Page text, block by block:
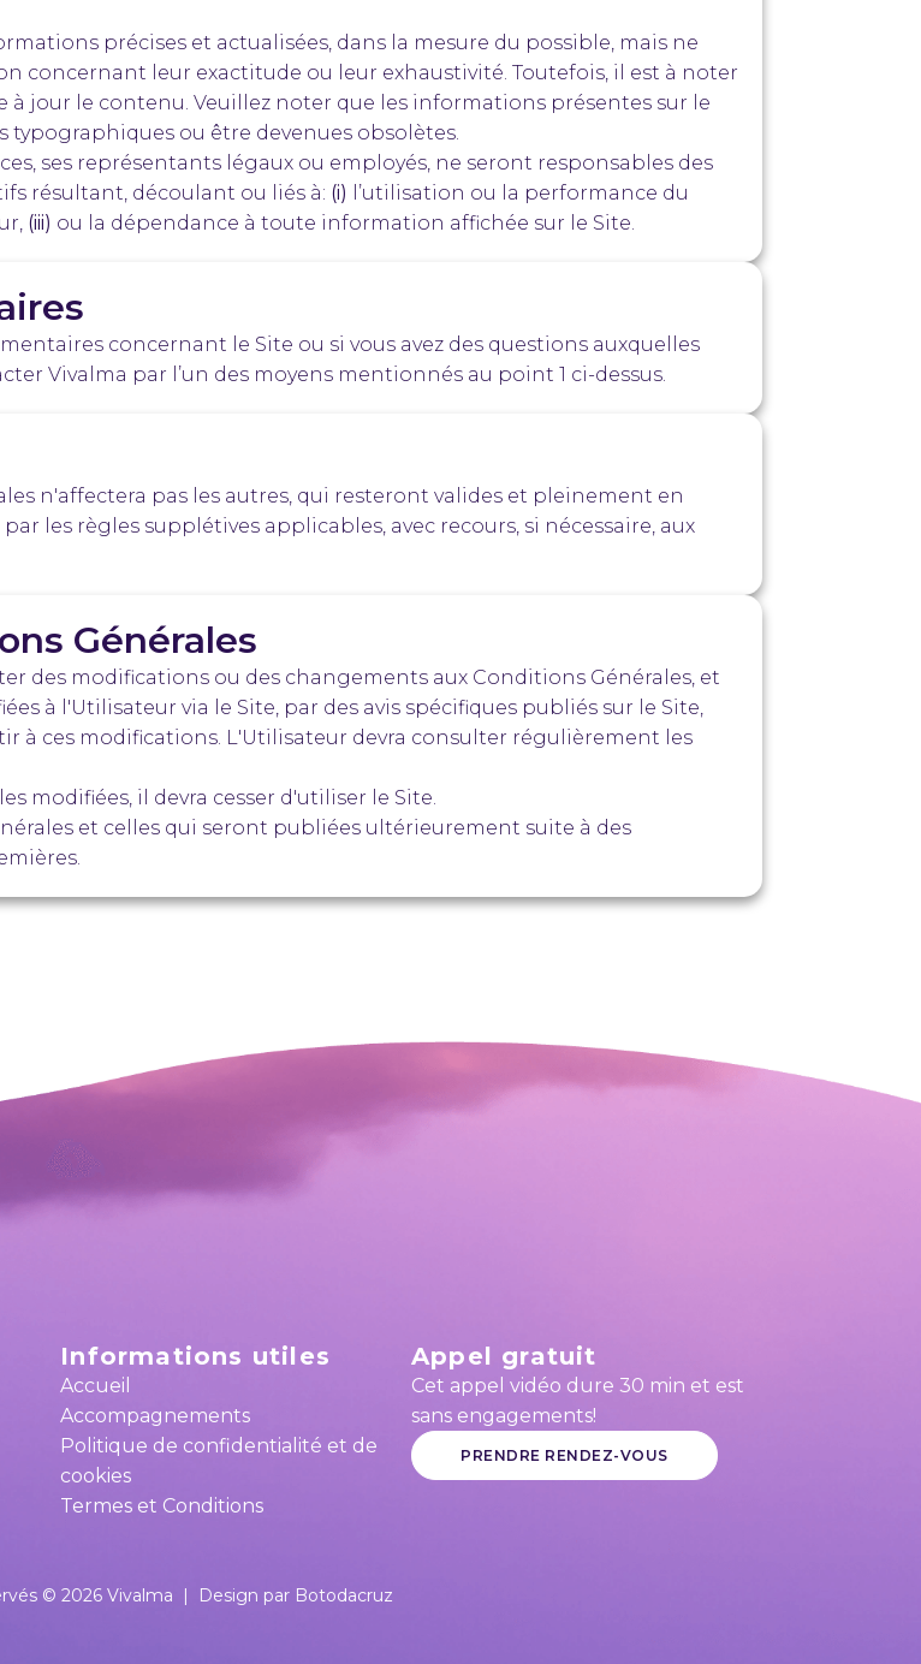
précises et actualisées, dans la mesure du possible, mais ne
concernant leur exactitude ou leur exhaustivité. Toutefois, il est à noter
jour le contenu. Veuillez noter que les informations présentes sur le
ou être devenues obsolètes.
ses représentants légaux ou employés, ne seront responsables des
résultant, découlant ou liés à: (i)
l’utilisation ou la performance du
(iii) ou la dépendance à toute information affichée sur le Site.
concernant le Site ou si vous avez des questions auxquelles
Vivalma par l’un des moyens mentionnés au point 1 ci-dessus.
n'affectera pas les autres, qui resteront valides et pleinement en
les règles supplétives applicables, avec recours, si nécessaire, aux
Générales
des modifications ou des changements aux Conditions Générales, et
à l'Utilisateur via le Site, par des avis spécifiques publiés sur le Site,
à ces modifications. L'Utilisateur devra consulter régulièrement les
modifiées, il devra cesser d'utiliser le Site.
et celles qui seront publiées ultérieurement suite à des
Informations utiles
Accueil
Accompagnements
Politique de confidentialité et de
cookies
Termes et Conditions
Appel gratuit
Cet appel vidéo dure 30 min et est
sans engagements!
PRENDRE RENDEZ-VOUS
© 2026 Vivalma | Design par Botodacruz